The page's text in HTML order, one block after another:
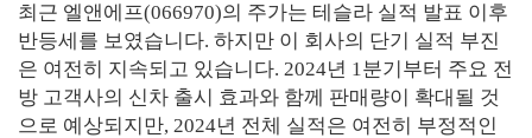
최근 엘앤에프(066970)의 주가는 테슬라 실적 발표 이후
반등세를 보였습니다. 하지만 이 회사의 단기 실적 부진
은 여전히 지속되고 있습니다. 2024년 1분기부터 주요 전
방 고객사의 신차 출시 효과와 함께 판매량이 확대될 것
으로 예상되지만, 2024년 전체 실적은 여전히 부정적인